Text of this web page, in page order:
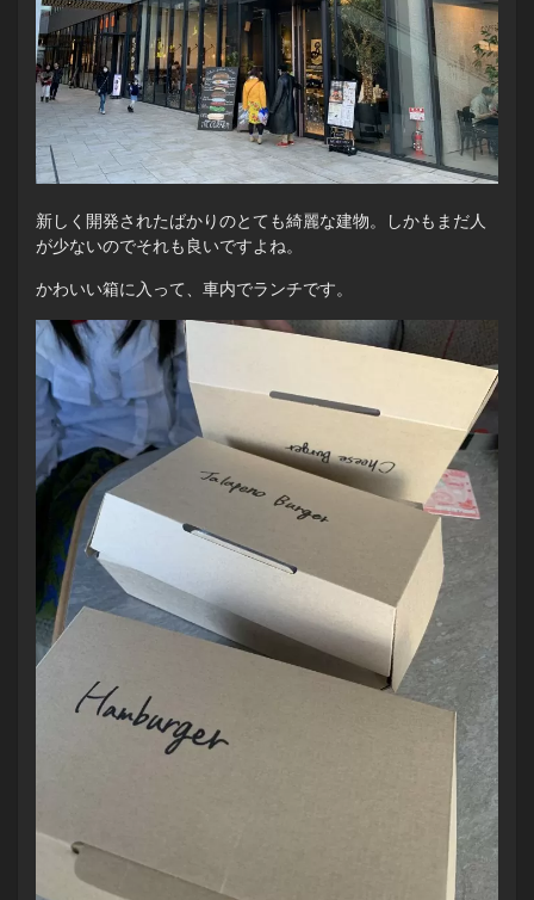
新しく開発されたばかりのとても綺麗な建物。しかもまだ人
が少ないのでそれも良いですよね。
かわいい箱に入って、車内でランチです。